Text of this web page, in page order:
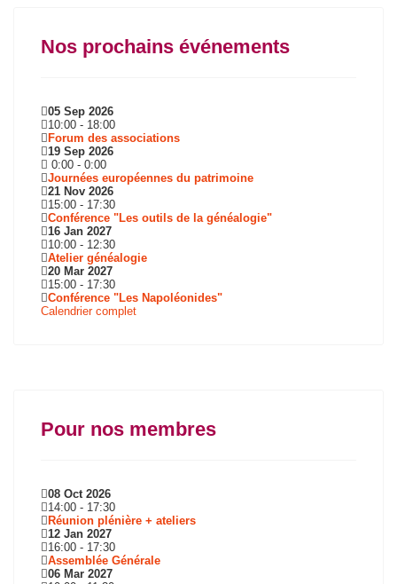
Nos prochains événements
05 Sep 2026
10:00 - 18:00
Forum des associations
19 Sep 2026
0:00 - 0:00
Journées européennes du patrimoine
21 Nov 2026
15:00 - 17:30
Conférence "Les outils de la généalogie"
16 Jan 2027
10:00 - 12:30
Atelier généalogie
20 Mar 2027
15:00 - 17:30
Conférence "Les Napoléonides"
Calendrier complet
Pour nos membres
08 Oct 2026
14:00 - 17:30
Réunion plénière + ateliers
12 Jan 2027
16:00 - 17:30
Assemblée Générale
06 Mar 2027